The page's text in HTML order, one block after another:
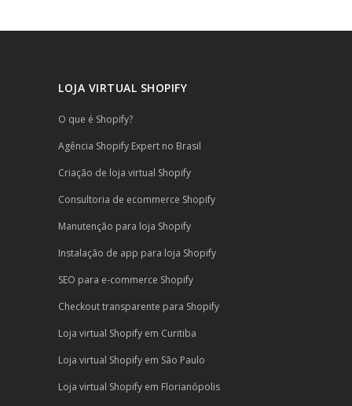
LOJA VIRTUAL SHOPIFY
O que é Shopify?
Agência Shopify Expert no Brasil
Criação de loja virtual Shopify
Consultoria de ecommerce Shopify
Manutenção para loja Shopify
Instalação de app para loja Shopify
SEO para e-commerce Shopify
Checkout transparente para Shopify
Loja virtual Shopify em Curitiba
Loja virtual Shopify em São Paulo
Loja virtual Shopify em Florianópolis